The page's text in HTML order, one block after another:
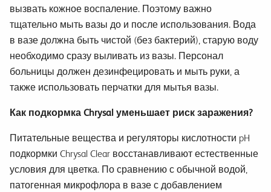
вызвать кожное воспаление. Поэтому важно
тщательно мыть вазы до и после использования. Вода
в вазе должна быть чистой (без бактерий), старую воду
необходимо сразу выливать из вазы. Персонал
больницы должен дезинфецировать и мыть руки, а
также использовать перчатки для мытья вазы.
Как подкормка Chrysal уменьшает риск заражения?
Питательные вещества и регуляторы кислотности pH
подкормки Chrysal Clear восстанавливают естественные
условия для цветка. По сравнению с обычной водой,
патогенная микрофлора в вазе с добавлением